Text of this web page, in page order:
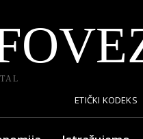
ETIČKI KODEKS